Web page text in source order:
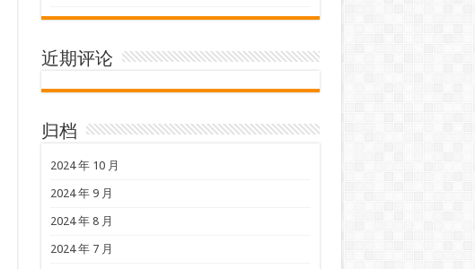
近期评论
归档
2024 年 10 月
2024 年 9 月
2024 年 8 月
2024 年 7 月